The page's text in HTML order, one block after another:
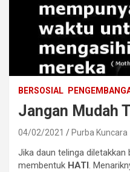
BERSOSIAL
Jangan Mudah
04/02/2021 Purba Kuncara
Jika daun telinga diletakkan
membentuk HATI.